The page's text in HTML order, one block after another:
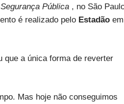
Pública , no São
é realizado pelo Estadão em
que a única forma de reverter
Mas hoje não conseguimos